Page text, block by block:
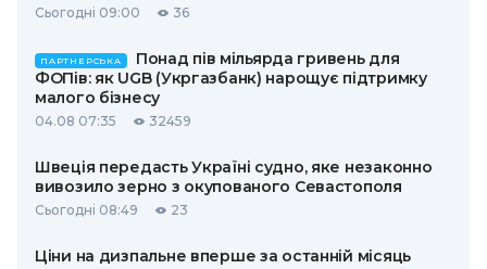
Сьогодні 09:00 36
ПАРТНЕРСЬКА
Понад пів мільярда гривень для
ФОПів: як UGB (Укргазбанк) нарощує підтримку
малого бізнесу
04.08 07:35 32459
Швеція передасть Україні судно, яке незаконно
вивозило зерно з окупованого Севастополя
Сьогодні 08:49 23
Ціни на дизпальне вперше за останній місяць